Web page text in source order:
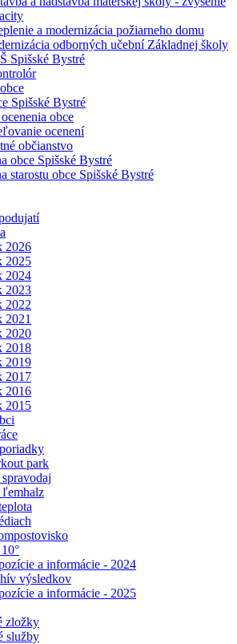
a modernizácia požiarneho domu
odborných učební Základnej školy
Spišské Bystré
Spišské Bystré
obce
ocenení
občianstvo
obce Spišské Bystré
starostu obce Spišské Bystré
2026
2025
2024
2023
2022
2021
2020
2018
2019
2017
2016
2015
park
ľemhalz
a informácie - 2024
výsledkov
a informácie - 2025
zložky
služby